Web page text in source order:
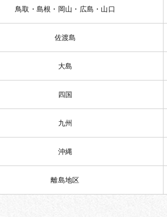
鳥取・島根・岡山・広島・山口
佐渡島
大島
四国
九州
沖縄
離島地区